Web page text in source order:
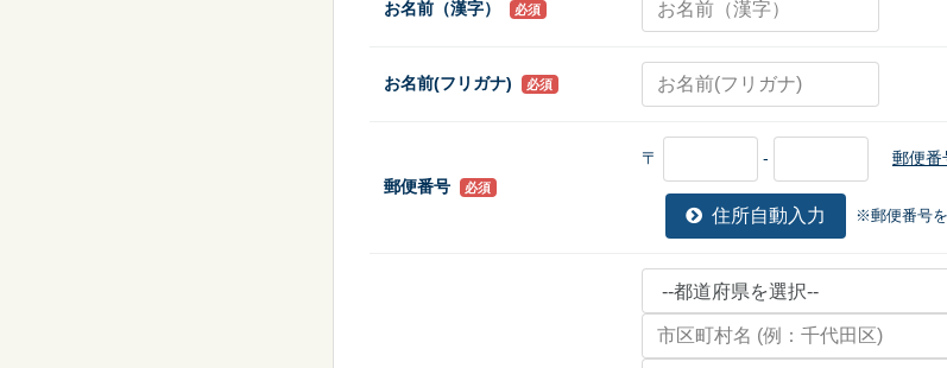
祭り・縁日 学園祭・文化祭
お名前（漢字） 必須
お名前(フリガナ) 必須
郵便番号 必須
〒 - 郵便番
住所自動入力 ※郵便番号